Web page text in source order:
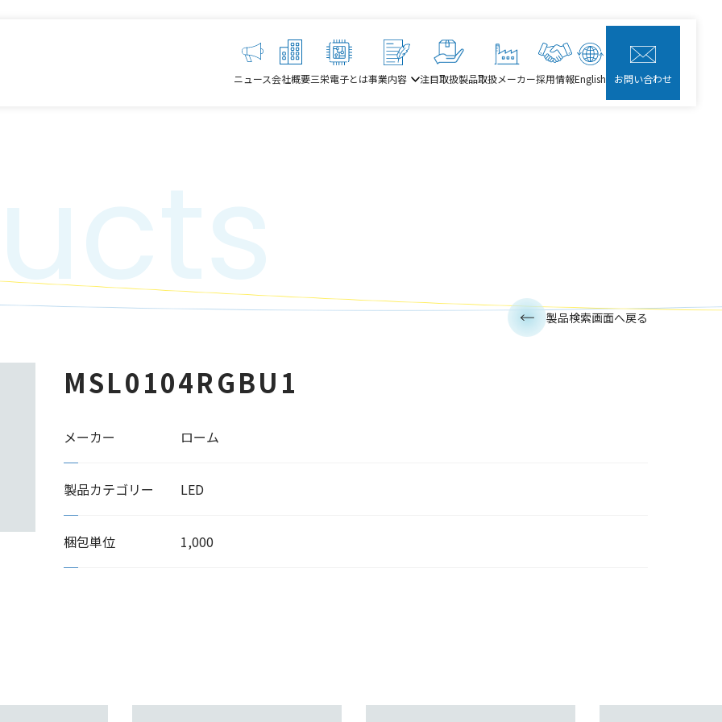
ニュース会社概要三栄電子とは事業内容 注目取扱製品取扱メーカー採用情報English お問い合わせ
MSL0104RGBU1
メーカー ローム
製品カテゴリー LED
梱包単位 1,000
製品検索画面へ戻る